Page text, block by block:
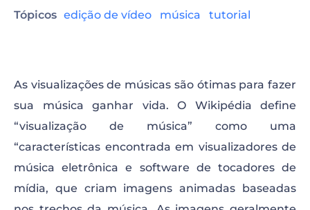
Tópicos edição de vídeo música tutorial
As visualizações de músicas são ótimas para fazer
sua música ganhar vida. O Wikipédia define
“visualização de música” como uma
“características encontrada em visualizadores de
música eletrônica e software de tocadores de
mídia, que criam imagens animadas baseadas